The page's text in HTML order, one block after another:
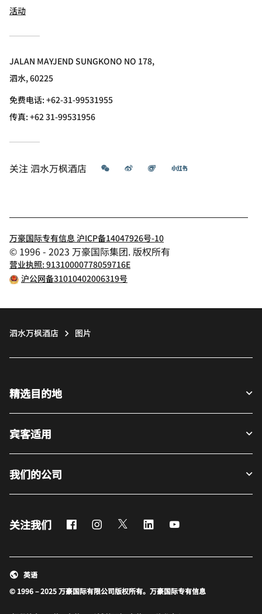
活动
JALAN MAYJEND SUNGKONO NO 178,
泗水, 60225
免费电话:+62-31-99531955
传真:+62 31-99531956
关注 泗水万枫酒店 微信 微博 飞猪 小红书
万豪国际专有信息 沪ICP备14047926号-10
© 1996 - 2023 万豪国际集团. 版权所有
营业执照: 91310000778059716E
沪公网备31010402006319号
泗水万枫酒店 图片
精选目的地
宾客适用
我们的公司
关注我们 FacebookInstagram
Twitter LinkedIn
© 1996 – 2025 万豪国际有限公司版权所有。万豪国际专有信息
英语